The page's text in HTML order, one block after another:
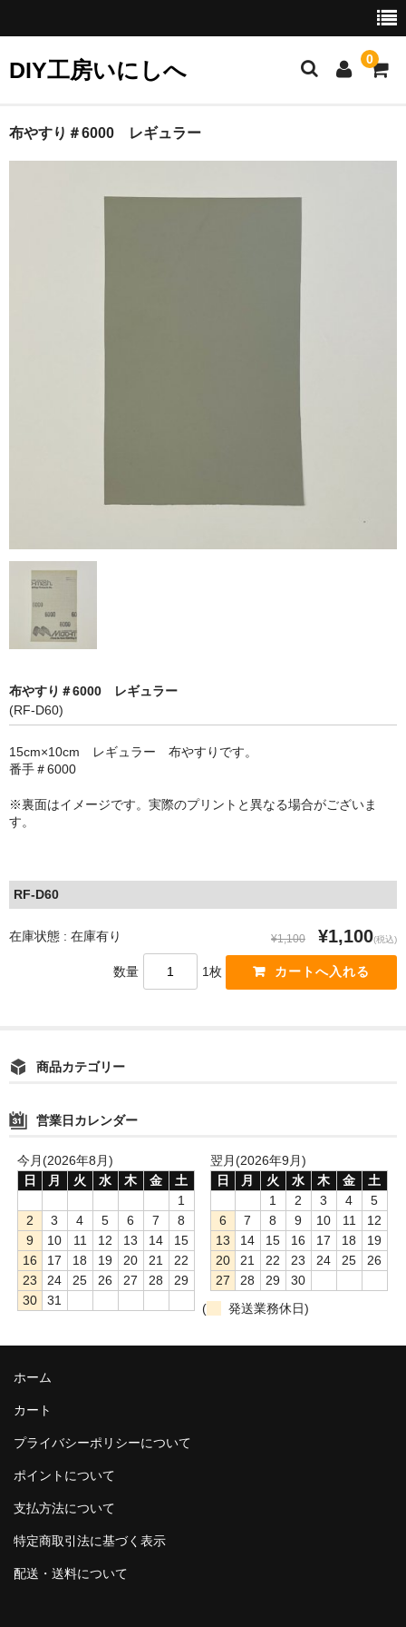
DIY工房いにしへ 0
お勧め商品
顔料単品【黄系】
顔料単品【緑系】
顔料単品【白・茶系】
全商品
布やすり＃6000 レギュラー
布やすり＃6000 レギュラー
(RF-D60)
15cm×10cm レギュラー 布やすりです。
番手＃6000
※裏面はイメージです。実際のプリントと異なる場合がございま
す。
RF-D60
在庫状態 : 在庫有り ¥1,100 ¥1,100(税込)
数量 1枚
商品カテゴリー
営業日カレンダー
今月(2026年8月)
日
月 火 水 木 金
土
1
2
3 4 5 6 7
8
9
10 11 12 13 14
15
16
17 18 19 20 21
22
23
24 25 26 27 28
29
30
31
翌月(2026年9月)
日
月 火 水 木 金
土
1
2 3 4
5
6
7 8 9 10 11
12
13
14 15 16 17 18
19
20
21 22 23 24 25
26
27
28 29
30
(
発送業務休日)
ホーム
カート
プライバシーポリシーについて
ポイントについて
支払方法について
特定商取引法に基づく表示
配送・送料について